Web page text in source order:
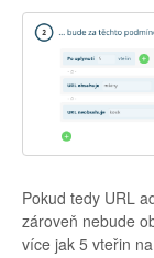
Pokud tedy URL
zároveň nebude
více jak 5 vteřin